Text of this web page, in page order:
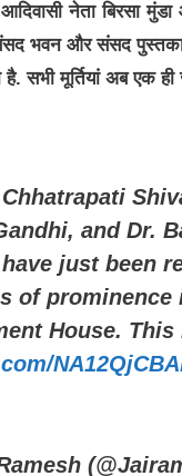
नेता बिरसा मुंडा
संसद भवन और संसद
सभी मूर्तियां अब एक
and Dr.
just been
of prominence
House.